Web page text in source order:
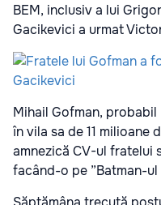
BEM, inclusiv a lui
Gacikevici a urmat
Mihail Gofman,
în vila sa de 11 milioane
amnezică CV-ul fratelui
facând-o pe ”Batman-